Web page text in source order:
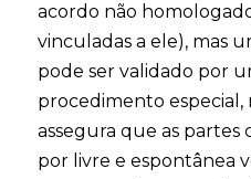
acordo não
vinculadas a ele), mas
pode ser validado por
procedimento especial,
assegura que as partes
por livre e espontânea